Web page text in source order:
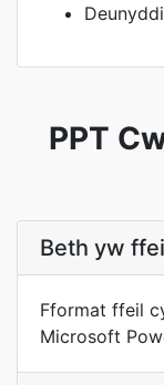
PPT
Beth yw
Fformat ffeil
Microsoft